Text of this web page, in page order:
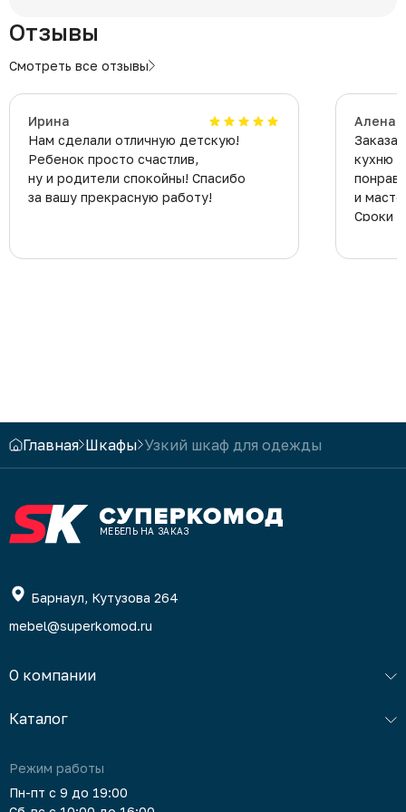
Отзывы
Смотреть все отзывы
Ирина
Нам сделали отличную детскую!
Ребенок просто счастлив,
ну и родители спокойны! Спасибо
за вашу прекрасную работу!
Алена
кухню
и
Сроки
Главная Шкафы Узкий шкаф для одежды
МЕБЕЛЬ НА ЗАКАЗ
Барнаул, Кутузова 264
mebel@superkomod.ru
О компании
Каталог
Режим работы
Пн-пт с 9 до 19:00